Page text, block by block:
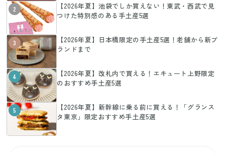
2
【2026年夏】池袋でしか買えない！東武・西武で見
つけた特別感のある手土産5選
3
【2026年夏】日本橋限定の手土産5選！老舗から新ブ
ランドまで
4
【2026年夏】改札内で買える！エキュート上野限定
のおすすめ手土産5選
5
【2026年夏】新幹線に乗る前に買える！「グランス
タ東京」限定おすすめ手土産5選